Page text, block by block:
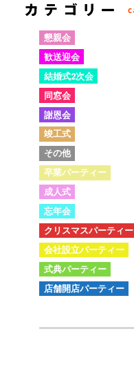
懇親会
歓送迎会
結婚式2次会
同窓会
謝恩会
竣工式
その他
卒業パーティー
成人式
忘年会
クリスマスパーティー
会社設立パーティー
式典パーティー
店舗開店パーティー